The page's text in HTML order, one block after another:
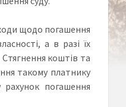
щодо погашення
а в разі їх
коштів та
такому платнику
погашення